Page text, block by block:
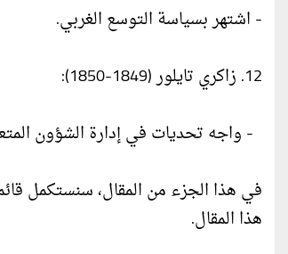
- اشتهر بسياسة التوسع الغربي.
12. زاكري تايلور (1849-1850):
- واجه تحديات في إدارة الشؤون
في هذا الجزء من المقال، سنستكمل
هذا المقال.